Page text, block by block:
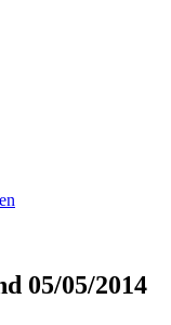
05/05/2014